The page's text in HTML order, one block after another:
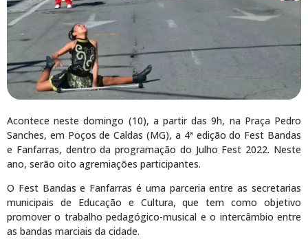
Acontece neste domingo (10), a partir das 9h, na Praça Pedro
Sanches, em Poços de Caldas (MG), a 4ª edição do Fest Bandas
e Fanfarras, dentro da programação do Julho Fest 2022. Neste
ano, serão oito agremiações participantes.
O Fest Bandas e Fanfarras é uma parceria entre as secretarias
municipais de Educação e Cultura, que tem como objetivo
promover o trabalho pedagógico-musical e o intercâmbio entre
as bandas marciais da cidade.